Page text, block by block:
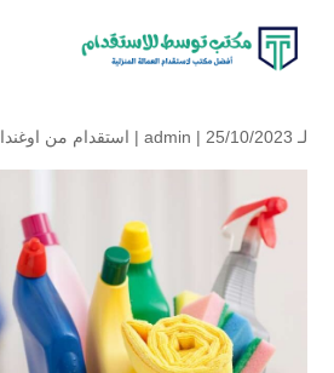
لـ admin | 25/10/2023 | استقدام من اوغندا